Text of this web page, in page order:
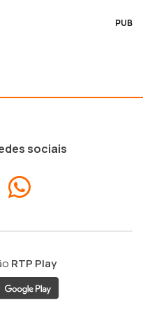
PUB
sociais
RTP Play